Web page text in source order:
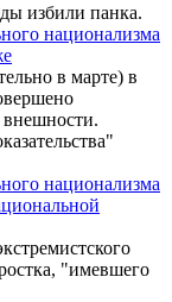
избили панка.
национализма
в марте) в
внешности.
национализма
"имевшего